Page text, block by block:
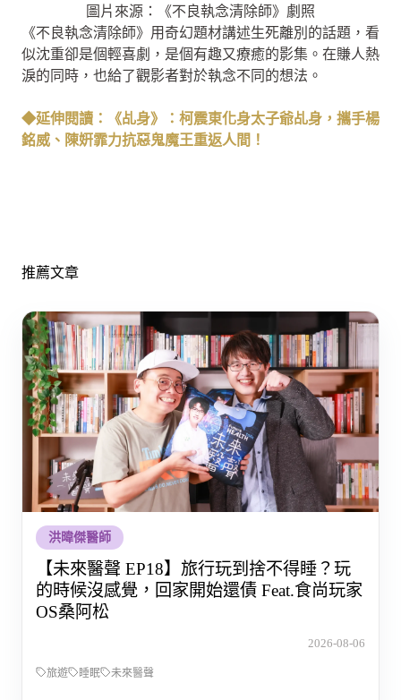
圖片來源：《不良執念清除師》劇照
《不良執念清除師》用奇幻題材講述生死離別的話題，看
似沈重卻是個輕喜劇，是個有趣又療癒的影集。在賺人熱
淚的同時，也給了觀影者對於執念不同的想法。
◆延伸閱讀：《乩身》：柯震東化身太子爺乩身，攜手楊
銘威、陳姸霏力抗惡鬼魔王重返人間！
推薦文章
洪暐傑醫師
【未來醫聲 EP18】旅行玩到捨不得睡？玩
的時候沒感覺，回家開始還債 Feat.食尚玩家
OS桑阿松
2026-08-06
旅遊 睡眠 未來醫聲